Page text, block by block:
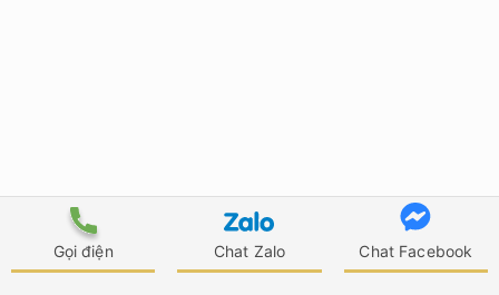
Gọi điện Chat Zalo Chat Facebook